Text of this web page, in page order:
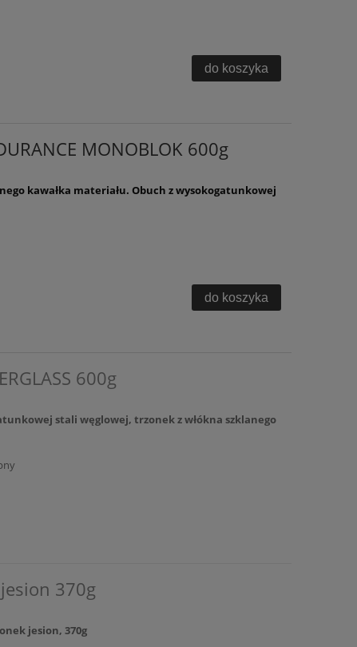
do koszyka
MONOBLOK 600g
kawałka materiału. Obuch z wysokogatunkowej
do koszyka
600g
stali węglowej, trzonek z włókna szklanego
370g
jesion, 370g